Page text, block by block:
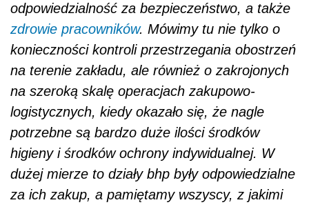
odpowiedzialność za bezpieczeństwo, a także
zdrowie pracowników. Mówimy tu nie tylko o
konieczności kontroli przestrzegania obostrzeń
na terenie zakładu, ale również o zakrojonych
na szeroką skalę operacjach zakupowo-
logistycznych, kiedy okazało się, że nagle
potrzebne są bardzo duże ilości środków
higieny i środków ochrony indywidualnej. W
dużej mierze to działy bhp były odpowiedzialne
za ich zakup, a pamiętamy wszyscy, z jakimi